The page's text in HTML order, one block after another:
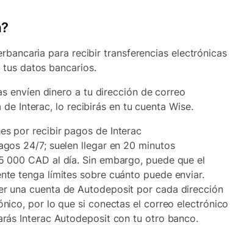
para recibir transferencias electrónicas
datos bancarios.
envíen dinero a tu dirección de correo
Interac, lo recibirás en tu cuenta Wise.
por recibir pagos de Interac
24/7; suelen llegar en 20 minutos
000 CAD al día. Sin embargo, puede que el
tenga límites sobre cuánto puede enviar.
una cuenta de Autodeposit por cada dirección
por lo que si conectas el correo electrónico
Interac Autodeposit con tu otro banco.